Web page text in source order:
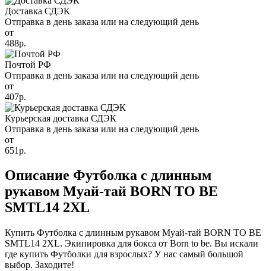
Доставка СДЭК
Отправка в день заказа или на следующий день
от
488р.
Почтой РФ
Отправка в день заказа или на следующий день
от
407р.
Курьерская доставка СДЭК
Отправка в день заказа или на следующий день
от
651р.
Описание Футболка с длинным
рукавом Муай-тай BORN TO BE
SMTL14 2XL
Купить Футболка с длинным рукавом Муай-тай BORN TO BE
SMTL14 2XL. Экипировка для бокса от Born to be. Вы искали
где купить Футболки для взрослых? У нас самый большой
выбор. Заходите!